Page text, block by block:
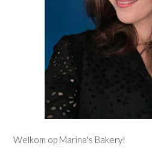
Welkom op Marina's Bakery!